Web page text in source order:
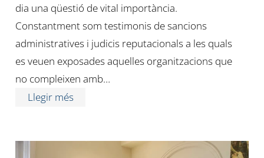
dia una qüestió de vital importància.
Constantment som testimonis de sancions
administratives i judicis reputacionals a les quals
es veuen exposades aquelles organitzacions que
no compleixen amb…
Llegir més